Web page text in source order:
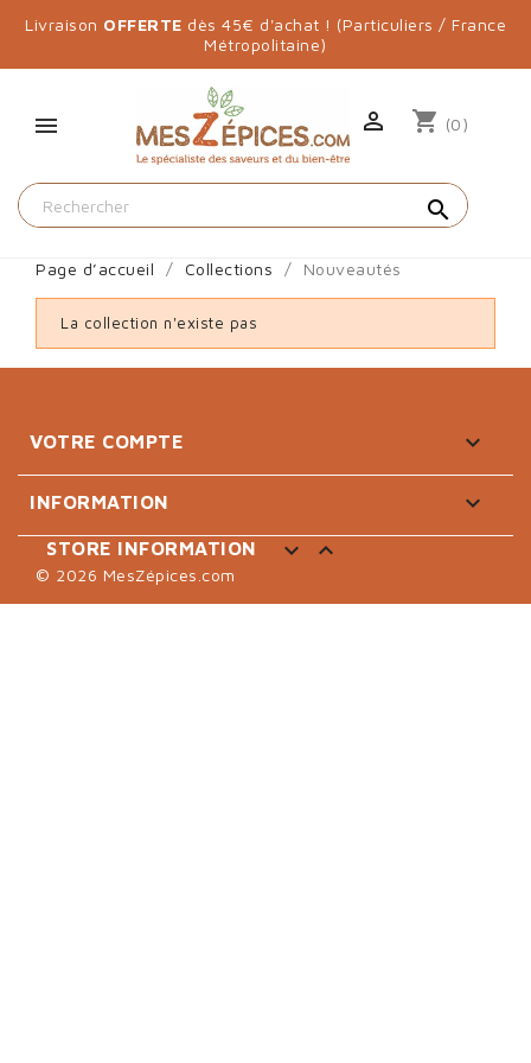
Livraison OFFERTE dès 45€ d'achat ! (Particuliers / France
Métropolitaine)
 shopping_cart (0)
search
Page d’accueil Collections Nouveautés
La collection n'existe pas
VOTRE COMPTE 
INFORMATION 
STORE INFORMATION  
© 2026 MesZépices.com
Sign in ×